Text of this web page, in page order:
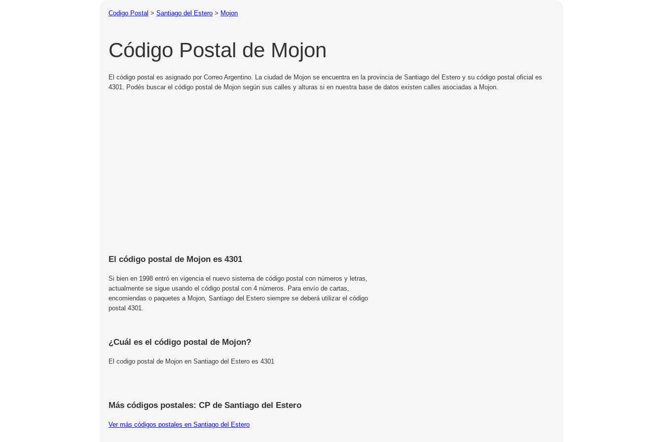
Codigo Postal > Santiago del Estero > Mojon
Código Postal de Mojon
El código postal es asignado por Correo Argentino. La ciudad de Mojon se encuentra en la provincia de Santiago del Estero y su código postal oficial es
4301. Podés buscar el código postal de Mojon según sus calles y alturas si en nuestra base de datos existen calles asociadas a Mojon.
El código postal de Mojon es 4301
Si bien en 1998 entró en vigencia el nuevo sistema de código postal con números y letras,
actualmente se sigue usando el código postal con 4 números. Para envío de cartas,
encomiendas o paquetes a Mojon, Santiago del Estero siempre se deberá utilizar el código
postal 4301.
¿Cuál es el código postal de Mojon?
El codigo postal de Mojon en Santiago del Estero es 4301
Más códigos postales: CP de Santiago del Estero
Ver más códigos postales en Santiago del Estero